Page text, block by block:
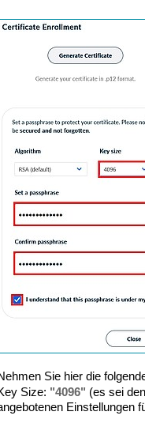
Sie hier die
Size: "4096" (es sei
Einstellungen